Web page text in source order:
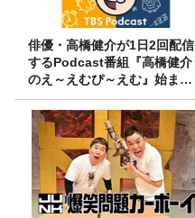
俳優・高橋健介が1日2回配信
するPodcast番組『高橋健介
のえ～えむぴ～えむ』始まり
ます